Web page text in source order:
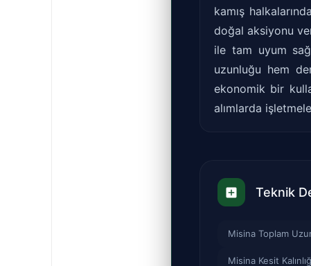
kamış
doğal aksiyonu
ile tam uyum
uzunluğu hem
ekonomik bir
alımlarda
Teknik
Misina Toplam
Misina Kesit